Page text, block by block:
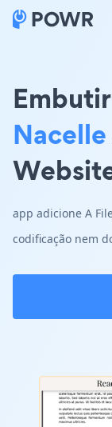
Nacelle
app adicione A
codificação nem